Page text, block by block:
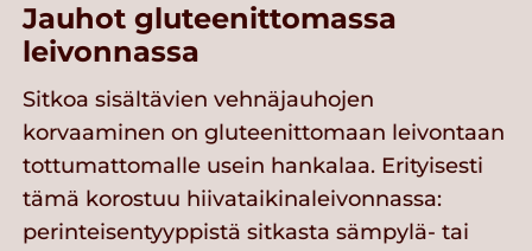
Jauhot gluteenittomassa
leivonnassa
Sitkoa sisältävien vehnäjauhojen
korvaaminen on gluteenittomaan leivontaan
tottumattomalle usein hankalaa. Erityisesti
tämä korostuu hiivataikinaleivonnassa:
perinteisentyyppistä sitkasta sämpylä- tai